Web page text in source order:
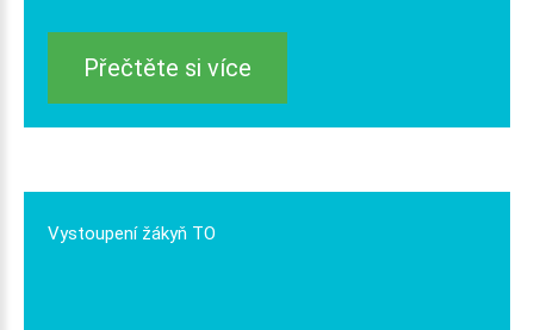
Přečtěte si více
Vystoupení žákyň TO